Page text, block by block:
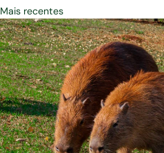
Mais recentes